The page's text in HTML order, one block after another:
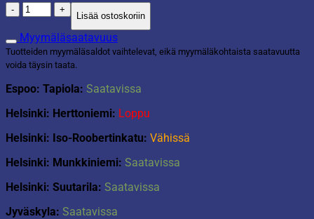
SmartStore™
Basic
säilytyskori
kirkas
14L
määrä
Lisää ostoskoriin
Myymäläsaatavuus
Tuotteiden myymäläsaldot vaihtelevat, eikä myymäläkohtaista saatavuutta
voida täysin taata.
Espoo: Tapiola: Saatavissa
Helsinki: Herttoniemi: Loppu
Helsinki: Iso-Roobertinkatu: Vähissä
Helsinki: Munkkiniemi: Saatavissa
Helsinki: Suutarila: Saatavissa
Jyväskyla: Saatavissa